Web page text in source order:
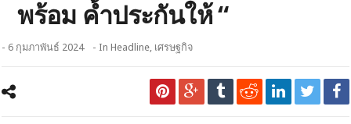
พร้อม ค้ำประกันให้ “
- 6 กุมภาพันธ์ 2024 - InHeadline, เศรษฐกิจ